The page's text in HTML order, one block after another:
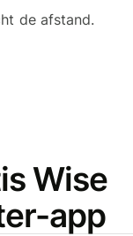
de afstand.
Wise
app